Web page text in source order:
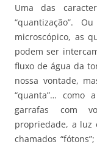
Uma das
“quantização”.
microscópico, as
podem ser
fluxo de água da
nossa vontade,
“quanta”… como
garrafas com
propriedade, a luz
chamados